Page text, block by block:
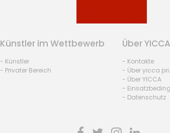
Künstler im Wettbewerb
- Künstler
- Privater Bereich
Über YICCA
- Kontakte
- Über yicca
- Über YICCA
-
- Datenschutz